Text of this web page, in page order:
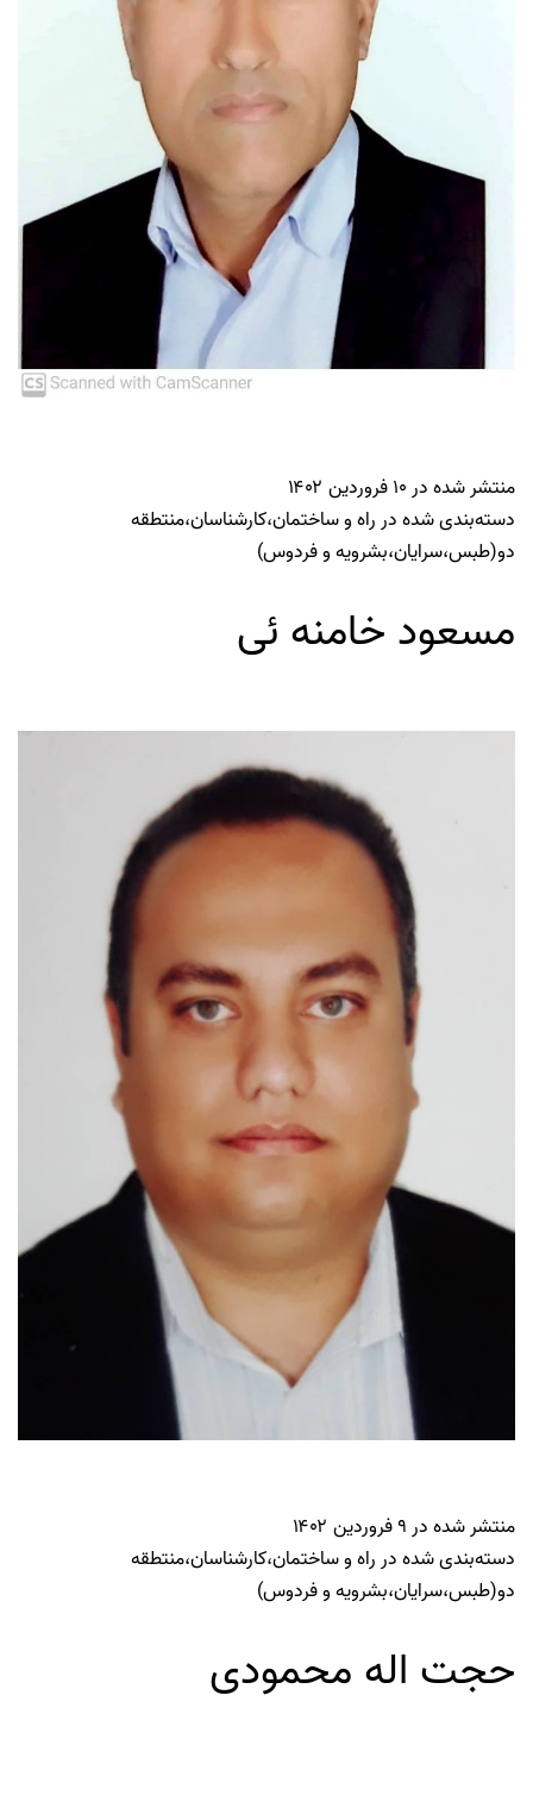
منتشر شده در۱۰ فروردین ۱۴۰۲
دسته‌بندی شده درراه و ساختمان،کارشناسان،منتطقه
دو(طبس،سرایان،بشرویه و فردوس)
مسعود خامنه ئی
منتشر شده در۹ فروردین ۱۴۰۲
دسته‌بندی شده درراه و ساختمان،کارشناسان،منتطقه
دو(طبس،سرایان،بشرویه و فردوس)
حجت اله محمودی